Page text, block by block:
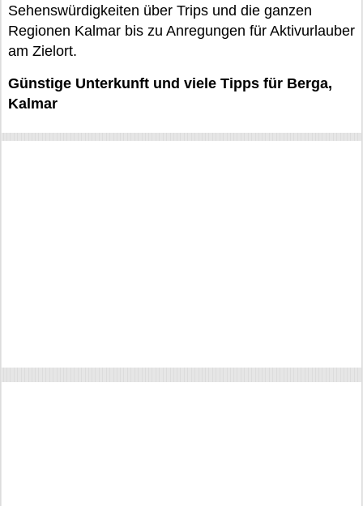
Sehenswürdigkeiten über Trips und die ganzen
Regionen Kalmar bis zu Anregungen für Aktivurlauber
am Zielort.
Günstige Unterkunft und viele Tipps für Berga,
Kalmar